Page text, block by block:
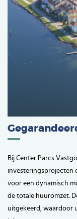
Bij Center Parcs
investeringsprojecten
voor een dynamisch
de totale huuromzet.
uitgekeerd, waardoor